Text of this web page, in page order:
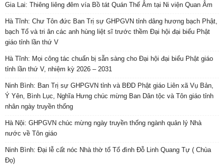
Gia Lai: Thiêng liêng đêm vía Bồ tát Quán Thế Âm tại Ni viện Quan Âm
Hà Tĩnh: Chư Tôn đức Ban Trị sự GHPGVN tỉnh dâng hương bạch Phật,
bạch Tổ và tri ân các anh hùng liệt sĩ trước thềm Đại hội đại biểu Phật
giáo tỉnh lần thứ V
Hà Tĩnh: Mọi công tác chuẩn bị sẵn sàng cho Đại hội đại biểu Phật giáo
tỉnh lần thứ V, nhiệm kỳ 2026 – 2031
Ninh Bình: Ban Trị sự GHPGVN tỉnh và BĐD Phật giáo Liên xã Vụ Bản,
Ý Yên, Bình Lục, Nghĩa Hưng chúc mừng Ban Dân tộc và Tôn giáo tỉnh
nhân ngày truyền thống
Hà Nội: GHPGVN chúc mừng ngày truyền thống ngành quản lý Nhà
nước về Tôn giáo
Ninh Bình: Đại lễ cất nóc Nhà thờ tổ Tổ đình Đỗ Linh Quang Tự ( Chùa
Đọ)